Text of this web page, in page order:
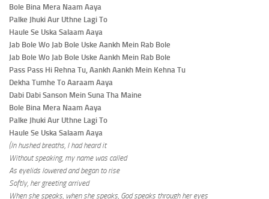
Bole Bina Mera Naam Aaya
Palke Jhuki Aur Uthne Lagi To
Haule Se Uska Salaam Aaya
Jab Bole Wo Jab Bole Uske Aankh Mein Rab Bole
Jab Bole Wo Jab Bole Uske Aankh Mein Rab Bole
Pass Pass Hi Rehna Tu, Aankh Aankh Mein Kehna Tu
Dekha Tumhe To Aaraam Aaya
Dabi Dabi Sanson Mein Suna Tha Maine
Bole Bina Mera Naam Aaya
Palke Jhuki Aur Uthne Lagi To
Haule Se Uska Salaam Aaya
(In hushed breaths, I had heard it
Without speaking, my name was called
As eyelids lowered and began to rise
Softly, her greeting arrived
When she speaks, when she speaks, God speaks through her eyes